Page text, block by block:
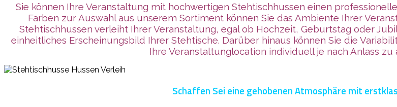
Sie können Ihre Veranstaltung mit hochwertigen Stehtischhussen einen
Farben zur Auswahl aus unserem Sortiment können Sie das Ambiente Ihrer
Stehtischhussen verleiht Ihrer Veranstaltung, egal ob Hochzeit, Geburtstag oder
einheitliches Erscheinungsbild Ihrer Stehtische. Darüber hinaus können Sie die
Ihre Veranstaltunglocation individuell je nach Anlass
Schaffen Sei eine gehobenen Atmosphäre mit